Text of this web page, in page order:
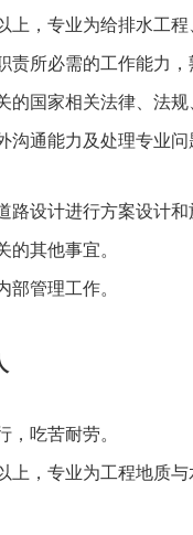
上，专业为给排水工
责所必需的工作能力
的国家相关法律 法规
沟通能力及处理专业
路设计进行方案设计和
的其他事宜。
部管理工作。
，吃苦耐劳。
上，专业为工程地质